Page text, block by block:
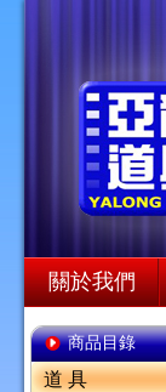
關於我們
商品目錄
道 具